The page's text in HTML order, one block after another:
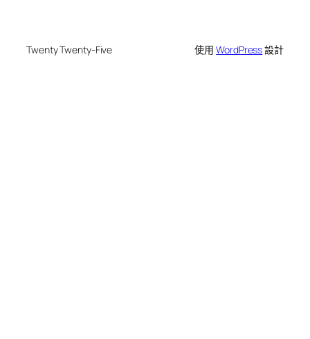
Twenty Twenty-Five 使用WordPress設計